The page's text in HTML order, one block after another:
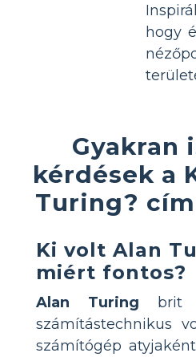
hogy
Gyakran
kérdések a
Turing?
Ki volt Alan
miért fontos?
Alan Turing brit
számítástechnikus
számítógép